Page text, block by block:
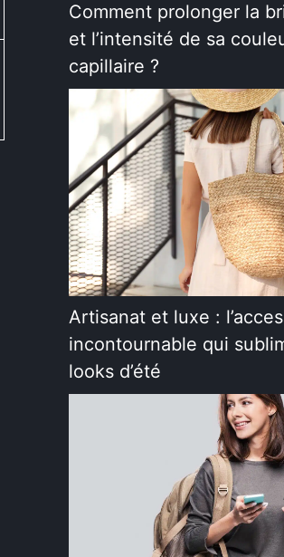
Comment prolonger la
et l’intensité de sa
capillaire ?
Artisanat et luxe :
incontournable qui
looks d’été